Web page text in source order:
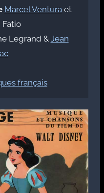
Marcel Venturaet
Fatio
Legrand &Jean
français